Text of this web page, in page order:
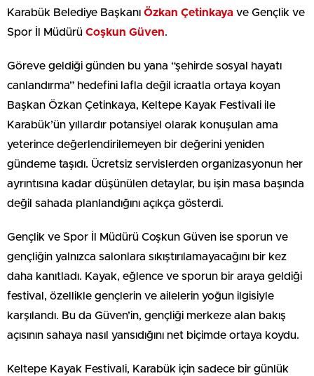
Karabük Belediye Başkanı Özkan Çetinkaya ve Gençlik ve
Spor İl Müdürü Coşkun Güven.
Göreve geldiği günden bu yana “şehirde sosyal hayatı
canlandırma” hedefini lafla değil icraatla ortaya koyan
Başkan Özkan Çetinkaya, Keltepe Kayak Festivali ile
Karabük’ün yıllardır potansiyel olarak konuşulan ama
yeterince değerlendirilemeyen bir değerini yeniden
gündeme taşıdı. Ücretsiz servislerden organizasyonun her
ayrıntısına kadar düşünülen detaylar, bu işin masa başında
değil sahada planlandığını açıkça gösterdi.
Gençlik ve Spor İl Müdürü Coşkun Güven ise sporun ve
gençliğin yalnızca salonlara sıkıştırılamayacağını bir kez
daha kanıtladı. Kayak, eğlence ve sporun bir araya geldiği
festival, özellikle gençlerin ve ailelerin yoğun ilgisiyle
karşılandı. Bu da Güven’in, gençliği merkeze alan bakış
açısının sahaya nasıl yansıdığını net biçimde ortaya koydu.
Keltepe Kayak Festivali, Karabük için sadece bir günlük